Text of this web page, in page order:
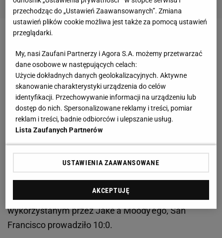
Ryzyko w mieście hazardu
I jak przystało na miasto hazardu, w Super Bowl
trenerzy nie bali się ryzyka. Podjął je Kyle Shanahan,
trener 49ers, gdy w drugiej kwarcie zdecydował się
Purdy oddał piłkę Jauanowi Jenningsowi, a ten
dopiero rzucił ją niemal przez całą szerokość boiska
do Cristiana McCaffreya, który zdobył pierwsze
przyłożenie w meczu. Po podwyższeniu skutecznie
wykorzystanym przez Jake'a Moody'ego, San
Francisco prowadziło 10:0.
przechodząc do „Ustawień Zaawansowanych”. Zmiana
ustawień plików cookie możliwa jest także za pomocą ustawień
przeglądarki.
My, nasi Zaufani Partnerzy i Agora S.A. możemy przetwarzać
dane osobowe w następujących celach:
Użycie dokładnych danych geolokalizacyjnych. Aktywne
skanowanie charakterystyki urządzenia do celów
identyfikacji. Przechowywanie informacji na urządzeniu lub
dostęp do nich. Spersonalizowane reklamy i treści, pomiar
reklam i treści, badnie odbiorców i ulepszanie usług.
Lista Zaufanych Partnerów
USTAWIENIA ZAAWANSOWANE
AKCEPTUJĘ